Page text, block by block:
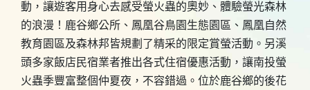
動，讓遊客用身心去感受螢火蟲的奧妙、體驗螢光森林
的浪漫！鹿谷鄉公所、鳳凰谷鳥園生態園區、鳳凰自然
教育園區及森林邦皆規劃了精采的限定賞螢活動。另溪
頭多家飯店民宿業者推出各式住宿優惠活動，讓南投螢
火蟲季豐富整個仲夏夜，不容錯過。位於鹿谷鄉的後花